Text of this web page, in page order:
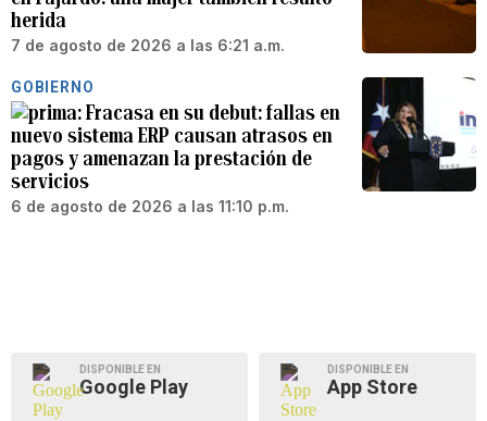
herida
7 de agosto de 2026 a las 6:21 a.m.
GOBIERNO
Fracasa en su debut: fallas en
nuevo sistema ERP causan atrasos en
pagos y amenazan la prestación de
servicios
6 de agosto de 2026 a las 11:10 p.m.
DISPONIBLE EN
Google Play
DISPONIBLE EN
App Store